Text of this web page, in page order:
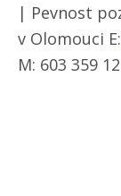
| Pevnost
v Olomouci E:
M: 603 359